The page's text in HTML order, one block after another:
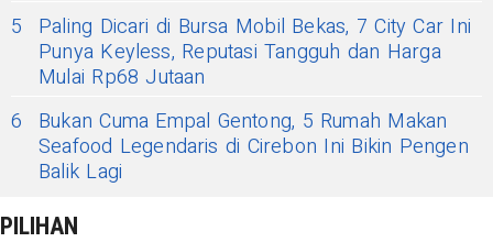
5
Paling Dicari di Bursa Mobil Bekas, 7 City Car Ini
Punya Keyless, Reputasi Tangguh dan Harga
Mulai Rp68 Jutaan
6
Bukan Cuma Empal Gentong, 5 Rumah Makan
Seafood Legendaris di Cirebon Ini Bikin Pengen
Balik Lagi
PILIHAN